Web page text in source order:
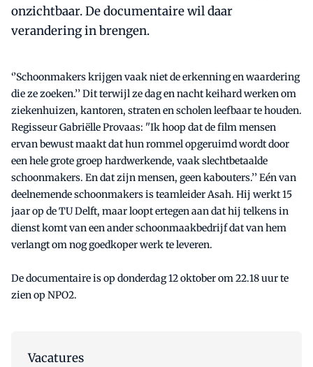
onzichtbaar. De documentaire wil daar
verandering in brengen.
‘’Schoonmakers krijgen vaak niet de erkenning en waardering
die ze zoeken.’’ Dit terwijl ze dag en nacht keihard werken om
ziekenhuizen, kantoren, straten en scholen leefbaar te houden.
Regisseur Gabriëlle Provaas: ''Ik hoop dat de film mensen
ervan bewust maakt dat hun rommel opgeruimd wordt door
een hele grote groep hardwerkende, vaak slechtbetaalde
schoonmakers. En dat zijn mensen, geen kabouters.’’ Eén van
deelnemende schoonmakers is teamleider Asah. Hij werkt 15
jaar op de TU Delft, maar loopt ertegen aan dat hij telkens in
dienst komt van een ander schoonmaakbedrijf dat van hem
verlangt om nog goedkoper werk te leveren.
De documentaire is op donderdag 12 oktober om 22.18 uur te
zien op NPO2.
Vacatures